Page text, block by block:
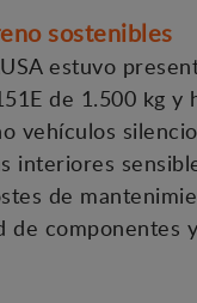
sostenibles
estuvo
de 1.500 kg
vehículos
interiores
de
componentes